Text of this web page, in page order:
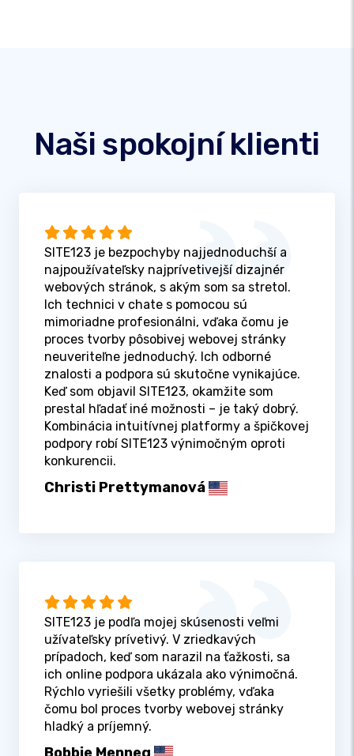
Naši spokojní klienti
SITE123 je bezpochyby najjednoduchší a
najpoužívateľsky najprívetivejší dizajnér
webových stránok, s akým som sa stretol.
Ich technici v chate s pomocou sú
mimoriadne profesionálni, vďaka čomu je
proces tvorby pôsobivej webovej stránky
neuveriteľne jednoduchý. Ich odborné
znalosti a podpora sú skutočne vynikajúce.
Keď som objavil SITE123, okamžite som
prestal hľadať iné možnosti – je taký dobrý.
Kombinácia intuitívnej platformy a špičkovej
podpory robí SITE123 výnimočným oproti
konkurencii.
Christi Prettymanová
SITE123 je podľa mojej skúsenosti veľmi
užívateľsky prívetivý. V zriedkavých
prípadoch, keď som narazil na ťažkosti, sa
ich online podpora ukázala ako výnimočná.
Rýchlo vyriešili všetky problémy, vďaka
čomu bol proces tvorby webovej stránky
hladký a príjemný.